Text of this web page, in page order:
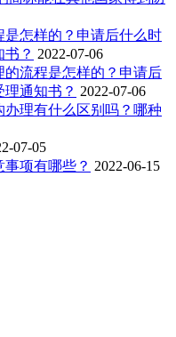
怎样的？申请后什么时
？ 2022-07-06
流程是怎样的？申请后
通知书？ 2022-07-06
理有什么区别吗？哪种
07-05
项有哪些？ 2022-06-15